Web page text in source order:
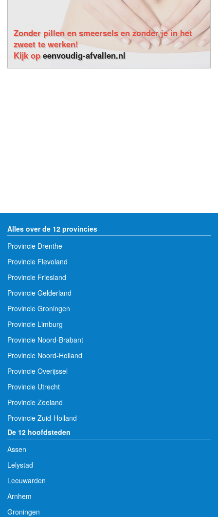
Zonder pillen en smeersels en zonder je in het
zweet te werken!
Kijk opeenvoudig-afvallen.nl
Alles over de 12 provincies
Provincie Drenthe
Provincie Flevoland
Provincie Friesland
Provincie Gelderland
Provincie Groningen
Provincie Limburg
Provincie Noord-Brabant
Provincie Noord-Holland
Provincie Overijssel
Provincie Utrecht
Provincie Zeeland
Provincie Zuid-Holland
De 12 hoofdsteden
Assen
Lelystad
Leeuwarden
Arnhem
Groningen